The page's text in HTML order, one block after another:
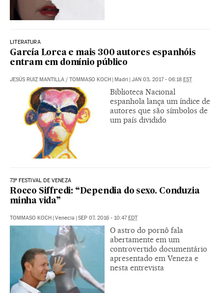
LITERATURA
García Lorca e mais 300 autores espanhóis
entram em domínio público
JESÚS RUIZ MANTILLA / TOMMASO KOCH Madri JAN 03, 2017 - 06:18 EST
Biblioteca Nacional
espanhola lança um índice de
autores que são símbolos de
um país dividido
73º FESTIVAL DE VENEZA
Rocco Siffredi: “Dependia do sexo. Conduzia
minha vida”
TOMMASO KOCH Venecia SEP 07, 2016 - 10:47 EDT
O astro do pornô fala
abertamente em um
controvertido documentário
apresentado em Veneza e
nesta entrevista